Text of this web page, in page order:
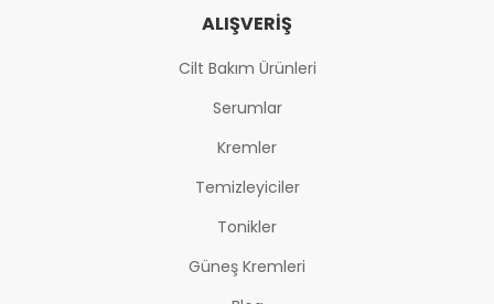
ALIŞVERIŞ
Cilt Bakım Ürünleri
Serumlar
Kremler
Temizleyiciler
Tonikler
Güneş Kremleri